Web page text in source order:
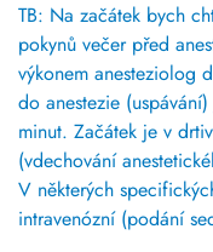
TB: Na začátek bych
pokynů večer před
výkonem anesteziolog
do anestezie
minut. Začátek je v
(vdechování
V některých
intravenózní (podání